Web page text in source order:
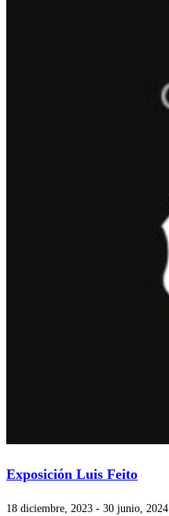
Exposición Luis Feito
18 diciembre, 2023 - 30 junio, 2024